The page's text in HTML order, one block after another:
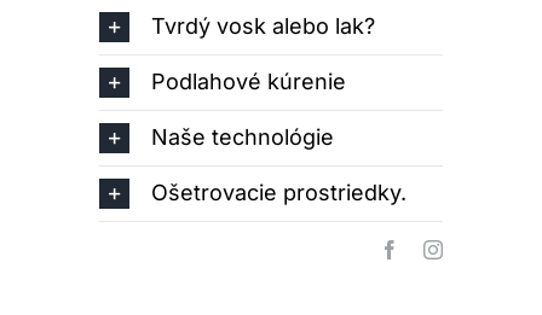
Tvrdý vosk alebo lak?
Podlahové kúrenie
Naše technológie
Ošetrovacie prostriedky.